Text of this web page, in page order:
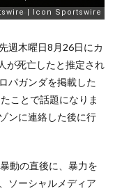
週木曜日8月26日にカ
が死亡したと推定され
パガンダを掲載した
ことで話題になりま
ンに連絡した後に行
動の直後に、暴力を
ソーシャルメディア